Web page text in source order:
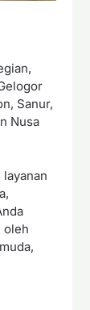
Sanur,
Nusa
oleh